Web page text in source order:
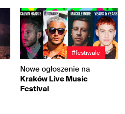
#festiwale
Nowe ogłoszenie na
Kraków Live Music
Festival